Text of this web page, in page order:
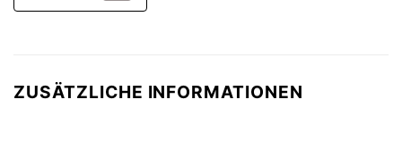
ZUSÄTZLICHE INFORMATIONEN